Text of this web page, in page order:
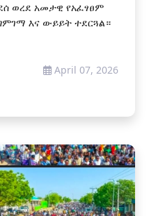
ወረደ አመታዊ የአፈፃፀም
እና ውይይት ተደርጓል።
April 07, 2026